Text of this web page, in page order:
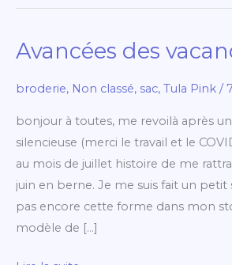
Avancées des
broderie, Non classé, sac, Tula Pink /
bonjour à toutes, me revoilà après
silencieuse (merci le travail et le
au mois de juillet histoire de me
juin en berne. Je me suis fait un petit
pas encore cette forme dans mon
modèle de […]
Avancées
vacances